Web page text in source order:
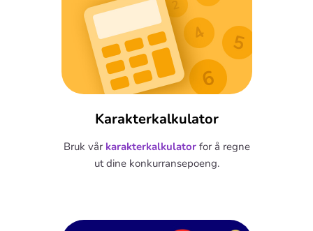
Karakterkalkulator
Bruk vår karakterkalkulatorfor å regne
ut dine konkurransepoeng.